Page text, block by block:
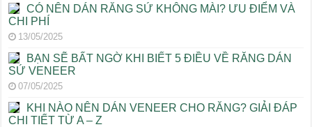
CÓ NÊN DÁN RĂNG SỨ KHÔNG MÀI? ƯU ĐIỂM VÀ
CHI PHÍ
13/05/2025
BẠN SẼ BẤT NGỜ KHI BIẾT 5 ĐIỀU VỀ RĂNG DÁN
SỨ VENEER
07/05/2025
KHI NÀO NÊN DÁN VENEER CHO RĂNG? GIẢI ĐÁP
CHI TIẾT TỪ A – Z